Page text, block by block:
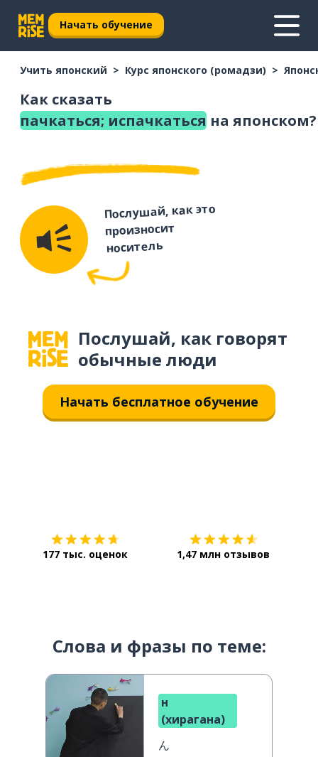
Начать обучение
Учить японский Курс японского (ромадзи)
Как сказать
пачкаться; испачкаться на японском?
Послушай, как это
произносит
носитель
Послушай, как говорят
обычные люди
Начать бесплатное обучение
177 тыс. оценок 1,47 млн отзывов
Слова и фразы по теме:
н
(хирагана)
ん